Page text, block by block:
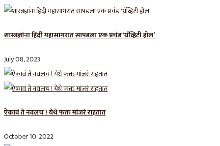
शास्त्रज्ञांना हिंदी महासागरात सापडला एक प्रचंड ‘ग्रॅव्हिटी होल’
July 08, 2023
ऐकावं ते नवलच ! येथे फक्त मांजरं राहतात
October 10, 2022